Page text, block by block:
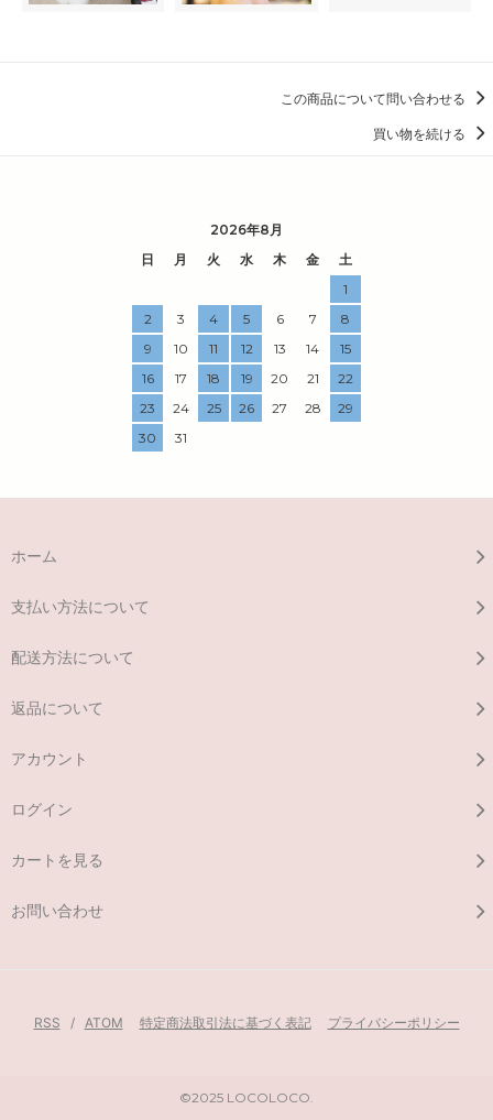
この商品について問い合わせる
買い物を続ける
2026年8月
日
月 火 水 木 金
土
1
2
3 4 5 6 7
8
9
10 11 12 13 14
15
16
17 18 19 20 21
22
23
24 25 26 27 28
29
30
31
ホーム
支払い方法について
配送方法について
返品について
アカウント
ログイン
カートを見る
お問い合わせ
RSS / ATOM 特定商法取引法に基づく表記 プライバシーポリシー
©2025 LOCOLOCO.